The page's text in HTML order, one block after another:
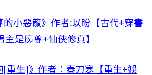
的小惡龍》作者:以盼【古代+穿書
主是魔尊+仙俠修真】
[重生]》作者：春刀寒【重生+娛